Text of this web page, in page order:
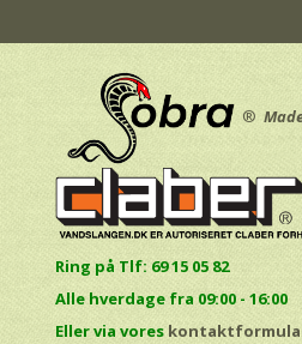
®
Ring på Tlf: 69 15 05 82
Alle hverdage fra 09:00 - 16:00
Eller via vores